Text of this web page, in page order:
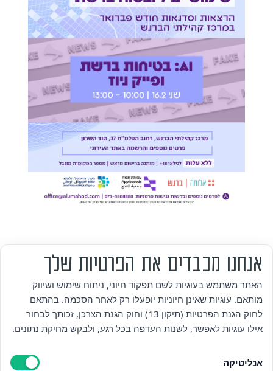
אזור אישי
מדיניות פרטיות
הצהרת נגישות
אנחנו מכבדים את הפרטיות שלך
האתר משתמש בעוגיות לשם תפקוד חיוני, ניתוח שימוש ושיווק
מותאם. עוגיות שאינן חיוניות יופעלו רק לאחר הסכמה. בהתאם
לחוק הגנת הפרטיות (תיקון 13) וחוק הגנת הצרכן, זכותך לבחור
אילו עוגיות לאפשר, לשנות העדפה בכל רגע, ולבקש מחיקת נתונים.
אנליטיקה